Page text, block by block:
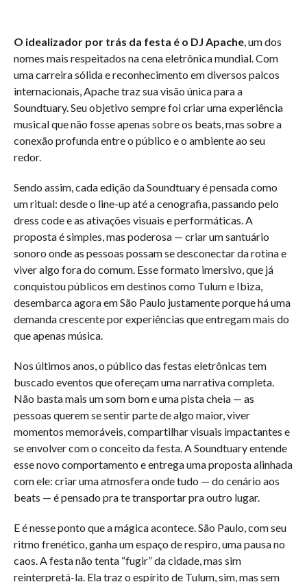
O idealizador por trás da festa é o DJ Apache, um dos
nomes mais respeitados na cena eletrônica mundial. Com
uma carreira sólida e reconhecimento em diversos palcos
internacionais, Apache traz sua visão única para a
Soundtuary. Seu objetivo sempre foi criar uma experiência
musical que não fosse apenas sobre os beats, mas sobre a
conexão profunda entre o público e o ambiente ao seu
redor.
Sendo assim, cada edição da Soundtuary é pensada como
um ritual: desde o line-up até a cenografia, passando pelo
dress code e as ativações visuais e performáticas. A
proposta é simples, mas poderosa — criar um santuário
sonoro onde as pessoas possam se desconectar da rotina e
viver algo fora do comum. Esse formato imersivo, que já
conquistou públicos em destinos como Tulum e Ibiza,
desembarca agora em São Paulo justamente porque há uma
demanda crescente por experiências que entregam mais do
que apenas música.
Nos últimos anos, o público das festas eletrônicas tem
buscado eventos que ofereçam uma narrativa completa.
Não basta mais um som bom e uma pista cheia — as
pessoas querem se sentir parte de algo maior, viver
momentos memoráveis, compartilhar visuais impactantes e
se envolver com o conceito da festa. A Soundtuary entende
esse novo comportamento e entrega uma proposta alinhada
com ele: criar uma atmosfera onde tudo — do cenário aos
beats — é pensado pra te transportar pra outro lugar.
E é nesse ponto que a mágica acontece. São Paulo, com seu
ritmo frenético, ganha um espaço de respiro, uma pausa no
caos. A festa não tenta “fugir” da cidade, mas sim
reinterpretá-la. Ela traz o espírito de Tulum, sim, mas sem